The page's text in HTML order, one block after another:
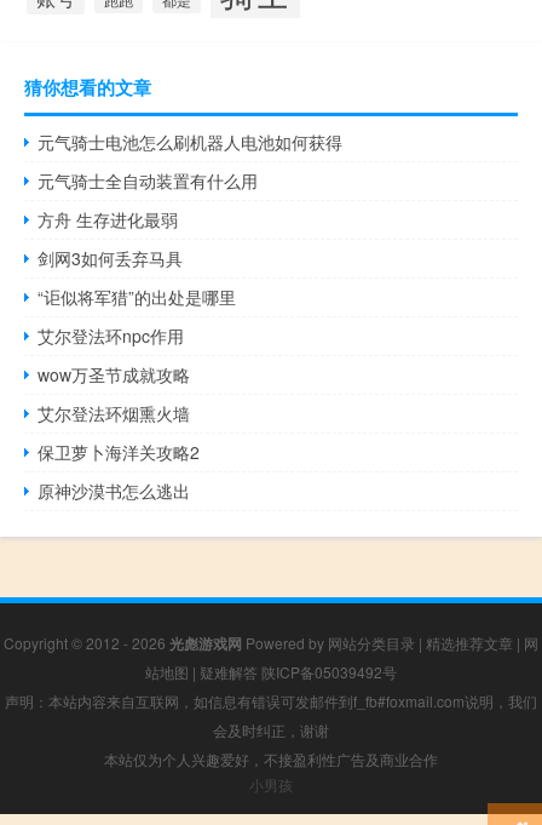
猜你想看的文章
元气骑士电池怎么刷机器人电池如何获得
元气骑士全自动装置有什么用
方舟 生存进化最弱
剑网3如何丢弃马具
“讵似将军猎”的出处是哪里
艾尔登法环npc作用
wow万圣节成就攻略
艾尔登法环烟熏火墙
保卫萝卜海洋关攻略2
原神沙漠书怎么逃出
Copyright © 2012 - 2026 光彪游戏网 Powered by 网站分类目录 | 精选推荐文章 | 网
站地图 | 疑难解答 陕ICP备05039492号
声明：本站内容来自互联网，如信息有错误可发邮件到f_fb#foxmail.com说明，我们
会及时纠正，谢谢
本站仅为个人兴趣爱好，不接盈利性广告及商业合作
小男孩